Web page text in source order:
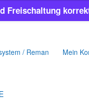
/ Reman Mein
Freischaltung